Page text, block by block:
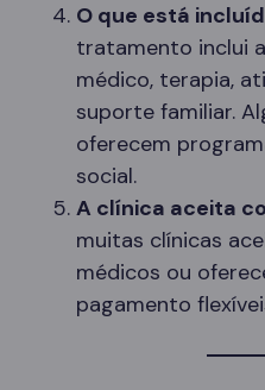
O que está
tratamento inclui
médico, terapia,
suporte familiar.
oferecem
social.
A clínica aceita
muitas clínicas
médicos ou
pagamento